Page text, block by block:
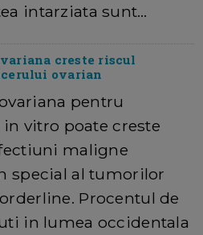
intarziata sunt…
creste riscul
ovarian
pentru
vitro poate creste
maligne
special al tumorilor
Procentul de
in lumea occidentala